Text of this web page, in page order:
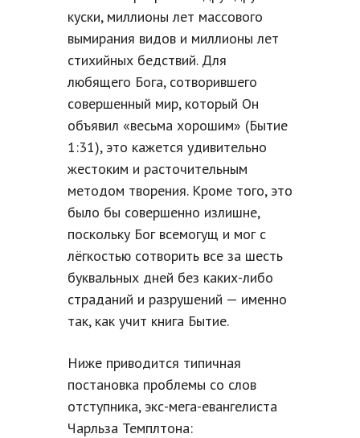
куски, миллионы лет массового
вымирания видов и миллионы лет
стихийных бедствий. Для
любящего Бога, сотворившего
совершенный мир, который Он
объявил «весьма хорошим» (Бытие
1:31), это кажется удивительно
жестоким и расточительным
методом творения. Кроме того, это
было бы совершенно излишне,
поскольку Бог всемогущ и мог с
лёгкостью сотворить все за шесть
буквальных дней без каких-либо
страданий и разрушений — именно
так, как учит книга Бытие.
Ниже приводится типичная
постановка проблемы со слов
отступника, экс-мега-евангелиста
Чарльза Темплтона: